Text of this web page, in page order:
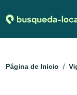
Página de Inicio